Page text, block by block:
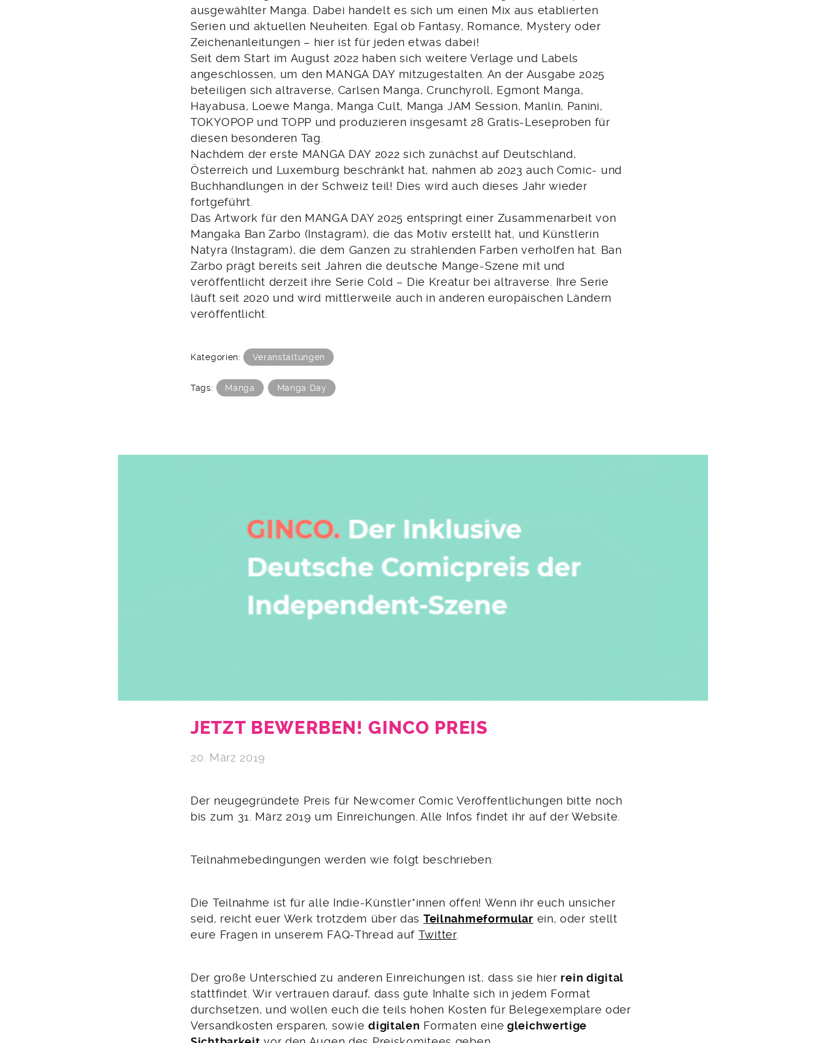
ausgewählter Manga. Dabei handelt es sich um einen Mix aus etablierten
Serien und aktuellen Neuheiten. Egal ob Fantasy, Romance, Mystery oder
Zeichenanleitungen – hier ist für jeden etwas dabei!
Seit dem Start im August 2022 haben sich weitere Verlage und Labels
angeschlossen, um den MANGA DAY mitzugestalten. An der Ausgabe 2025
beteiligen sich altraverse, Carlsen Manga, Crunchyroll, Egmont Manga,
Hayabusa, Loewe Manga, Manga Cult, Manga JAM Session, Manlin, Panini,
TOKYOPOP und TOPP und produzieren insgesamt 28 Gratis-Leseproben für
diesen besonderen Tag.
Nachdem der erste MANGA DAY 2022 sich zunächst auf Deutschland,
Österreich und Luxemburg beschränkt hat, nahmen ab 2023 auch Comic- und
Buchhandlungen in der Schweiz teil! Dies wird auch dieses Jahr wieder
fortgeführt.
Das Artwork für den MANGA DAY 2025 entspringt einer Zusammenarbeit von
Mangaka Ban Zarbo (Instagram), die das Motiv erstellt hat, und Künstlerin
Natyra (Instagram), die dem Ganzen zu strahlenden Farben verholfen hat. Ban
Zarbo prägt bereits seit Jahren die deutsche Mange-Szene mit und
veröffentlicht derzeit ihre Serie Cold – Die Kreatur bei altraverse. Ihre Serie
läuft seit 2020 und wird mittlerweile auch in anderen europäischen Ländern
veröffentlicht.
Kategorien: Veranstaltungen
Tags: Manga Manga Day
JETZT BEWERBEN! GINCO PREIS
20. März 2019
Der neugegründete Preis für Newcomer Comic Veröffentlichungen bitte noch
bis zum 31. März 2019 um Einreichungen. Alle Infos findet ihr auf der Website.
Teilnahmebedingungen werden wie folgt beschrieben:
Die Teilnahme ist für alle Indie-Künstler*innen offen! Wenn ihr euch unsicher
seid, reicht euer Werk trotzdem über das Teilnahmeformular ein, oder stellt
eure Fragen in unserem FAQ-Thread auf Twitter.
Der große Unterschied zu anderen Einreichungen ist, dass sie hier rein digital
stattfindet. Wir vertrauen darauf, dass gute Inhalte sich in jedem Format
durchsetzen, und wollen euch die teils hohen Kosten für Belegexemplare oder
Versandkosten ersparen, sowiedigitalen Formaten eine gleichwertige